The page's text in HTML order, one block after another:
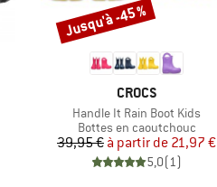
MARQUE
CROCS
Article
Handle It Rain Boot Kids
Product group
Bottes en caoutchouc
Prix
39,95 € Prix réduit
à partir de 21,97 €
5,0(1)
Remise
Jusqu'à -45 %